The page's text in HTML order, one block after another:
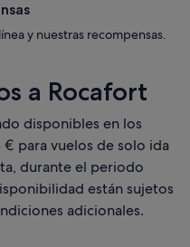
y nuestras recompensas.
a Rocafort
disponibles en los
para vuelos de solo ida
durante el periodo
están sujetos
adicionales.